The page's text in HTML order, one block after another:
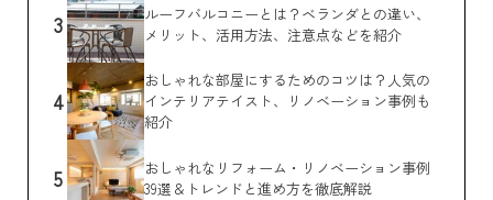
3
ルーフバルコニーとは？ベランダとの違い、
メリット、活用方法、注意点などを紹介
4
おしゃれな部屋にするためのコツは？人気の
インテリアテイスト、リノベーション事例も
紹介
5
おしゃれなリフォーム・リノベーション事例
39選＆トレンドと進め方を徹底解説